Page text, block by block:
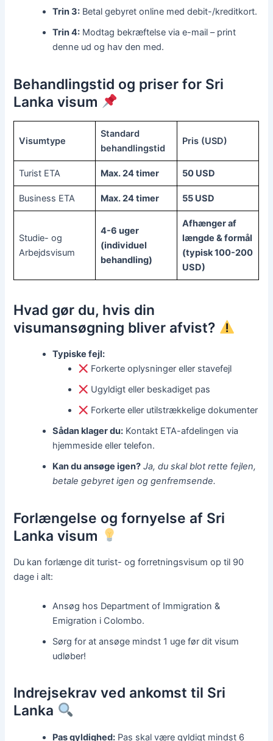
Trin 3: Betal gebyret online med debit-/kreditkort.
Trin 4: Modtag bekræftelse via e-mail – print
denne ud og hav den med.
Behandlingstid og priser for Sri
Lanka visum
Visumtype
Standard
behandlingstid
Pris (USD)
Turist ETA Max. 24 timer 50 USD
Business ETA Max. 24 timer 55 USD
Studie- og
Arbejdsvisum
4-6 uger
(individuel
behandling)
Afhænger af
længde & formål
(typisk 100-200
USD)
Hvad gør du, hvis din
visumansøgning bliver afvist?
Typiske fejl:
Forkerte oplysninger eller stavefejl
Ugyldigt eller beskadiget pas
Forkerte eller utilstrækkelige dokumenter
Sådan klager du: Kontakt ETA-afdelingen via
hjemmeside eller telefon.
Kan du ansøge igen? Ja, du skal blot rette fejlen,
betale gebyret igen og genfremsende.
Forlængelse og fornyelse af Sri
Lanka visum
Du kan forlænge dit turist- og forretningsvisum op til 90
dage i alt:
Ansøg hos Department of Immigration &
Emigration i Colombo.
Sørg for at ansøge mindst 1 uge før dit visum
udløber!
Indrejsekrav ved ankomst til Sri
Lanka
Pas gyldighed: Pas skal være gyldigt mindst 6